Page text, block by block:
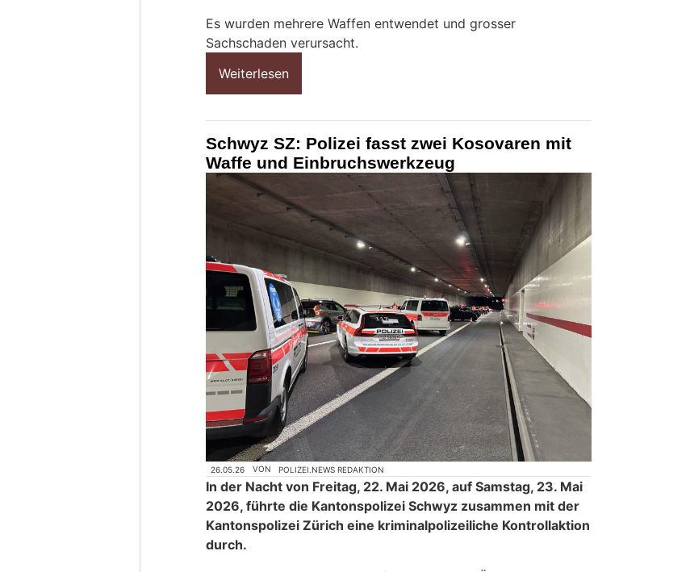
Es wurden mehrere Waffen entwendet und grosser
Sachschaden verursacht.
Weiterlesen
Schwyz SZ: Polizei fasst zwei Kosovaren mit
Waffe und Einbruchswerkzeug
26.05.26 VON POLIZEI.NEWS REDAKTION
In der Nacht von Freitag, 22. Mai 2026, auf Samstag, 23. Mai
2026, führte die Kantonspolizei Schwyz zusammen mit der
Kantonspolizei Zürich eine kriminalpolizeiliche Kontrollaktion
durch.